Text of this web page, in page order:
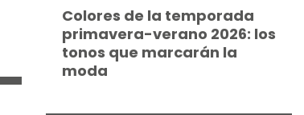
Colores de la temporada
primavera-verano 2026: los
tonos que marcarán la
moda